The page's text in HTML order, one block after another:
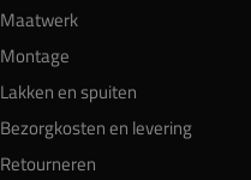
Maatwerk
Montage
Lakken en spuiten
Bezorgkosten en levering
Retourneren